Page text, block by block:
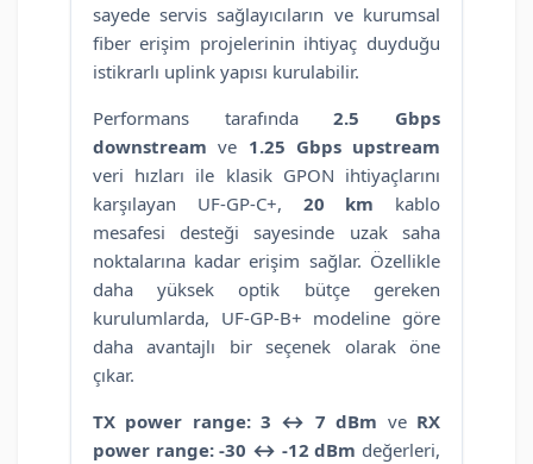
sayede servis sağlayıcıların ve kurumsal
fiber erişim projelerinin ihtiyaç duyduğu
istikrarlı uplink yapısı kurulabilir.
Performans tarafında2.5 Gbps
downstream ve 1.25 Gbps upstream
veri hızları ile klasik GPON ihtiyaçlarını
karşılayan UF-GP-C+, 20 km kablo
mesafesi desteği sayesinde uzak saha
noktalarına kadar erişim sağlar. Özellikle
daha yüksek optik bütçe gereken
kurulumlarda, UF-GP-B+ modeline göre
daha avantajlı bir seçenek olarak öne
çıkar.
TX power range: 3 ↔ 7 dBm ve RX
power range: -30 ↔ -12 dBm değerleri,